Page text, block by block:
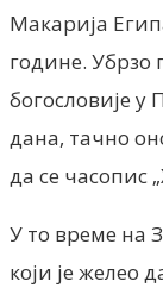
Макарија
године. Убрзо
богословије у
дана, тачно
да се часопис
У то време на
који је желео